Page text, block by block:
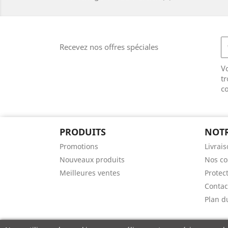
Recevez nos offres spéciales
PRODUITS
Promotions
Nouveaux produits
Meilleures ventes
Nos
Plan